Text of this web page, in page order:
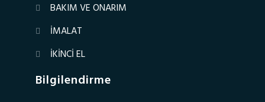
BAKIM VE ONARIM
İMALAT
İKİNCİ EL
Bilgilendirme